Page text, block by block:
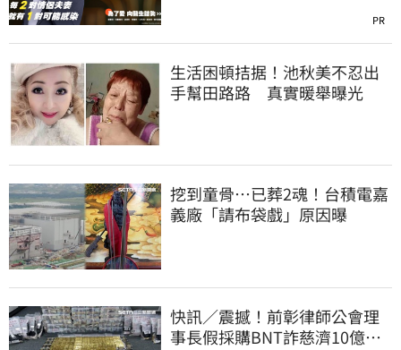
PR
生活困頓拮据！池秋美不忍出
手幫田路路 真實暖舉曝光
挖到童骨…已葬2魂！台積電嘉
義廠「請布袋戲」原因曝
快訊／震撼！前彰律師公會理
事長假採購BNT詐慈濟10億、